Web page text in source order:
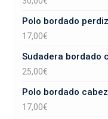
Polo bordado
17,00€
Sudadera bordado
25,00€
Polo bordado
17,00€